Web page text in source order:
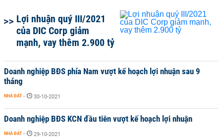
Lợi nhuận quý III/2021
của DIC Corp giảm
mạnh, vay thêm 2.900 tỷ
Doanh nghiệp BĐS phía Nam vượt kế hoạch lợi nhuận sau 9
tháng
NHÀ ĐẤT - 30-10-2021
Doanh nghiệp BĐS KCN đầu tiên vượt kế hoạch lợi nhuận
NHÀ ĐẤT - 29-10-2021